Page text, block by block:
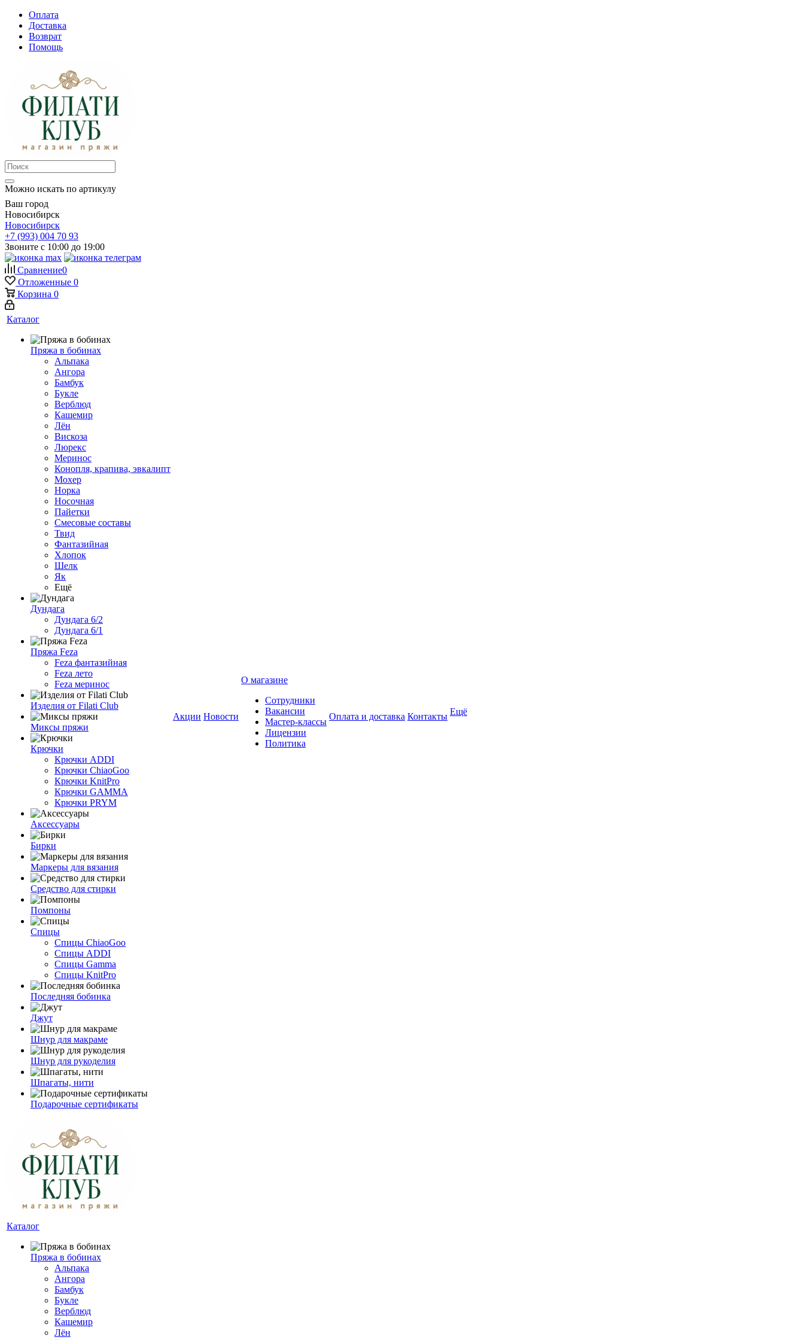
Оплата
Доставка
Возврат
Помощь
Можно искать по артикулу
Ваш город
Новосибирск
Новосибирск
+7 (993) 004 70 93
Звоните с 10:00 до 19:00
Сравнение0
Отложенные 0
Корзина 0
Каталог
Пряжа в бобинах
Альпака
Ангора
Бамбук
Букле
Верблюд
Кашемир
Лён
Вискоза
Люрекс
Меринос
Конопля, крапива, эвкалипт
Мохер
Норка
Носочная
Пайетки
Смесовые составы
Твид
Фантазийная
Хлопок
Шелк
Як
Ещё
Дундага
Дундага 6/2
Дундага 6/1
Пряжа Feza
Feza фантазийная
Feza лето
Feza меринос
Изделия от Filati Club
Миксы пряжи
Крючки
Крючки ADDI
Крючки ChiaoGoo
Крючки KnitPro
Крючки GAMMA
Крючки PRYM
Аксессуары
Бирки
Маркеры для вязания
Средство для стирки
Помпоны
Спицы
Спицы ChiaoGoo
Спицы ADDI
Спицы Gamma
Спицы KnitPro
Последняя бобинка
Джут
Шнур для макраме
Шнур для рукоделия
Шпагаты, нити
Подарочные сертификаты
Акции Новости
О магазине
Сотрудники
Вакансии
Мастер-классы
Лицензии
Политика
Оплата и доставка Контакты Ещё
Каталог
Пряжа в бобинах
Альпака
Ангора
Бамбук
Букле
Верблюд
Кашемир
Лён